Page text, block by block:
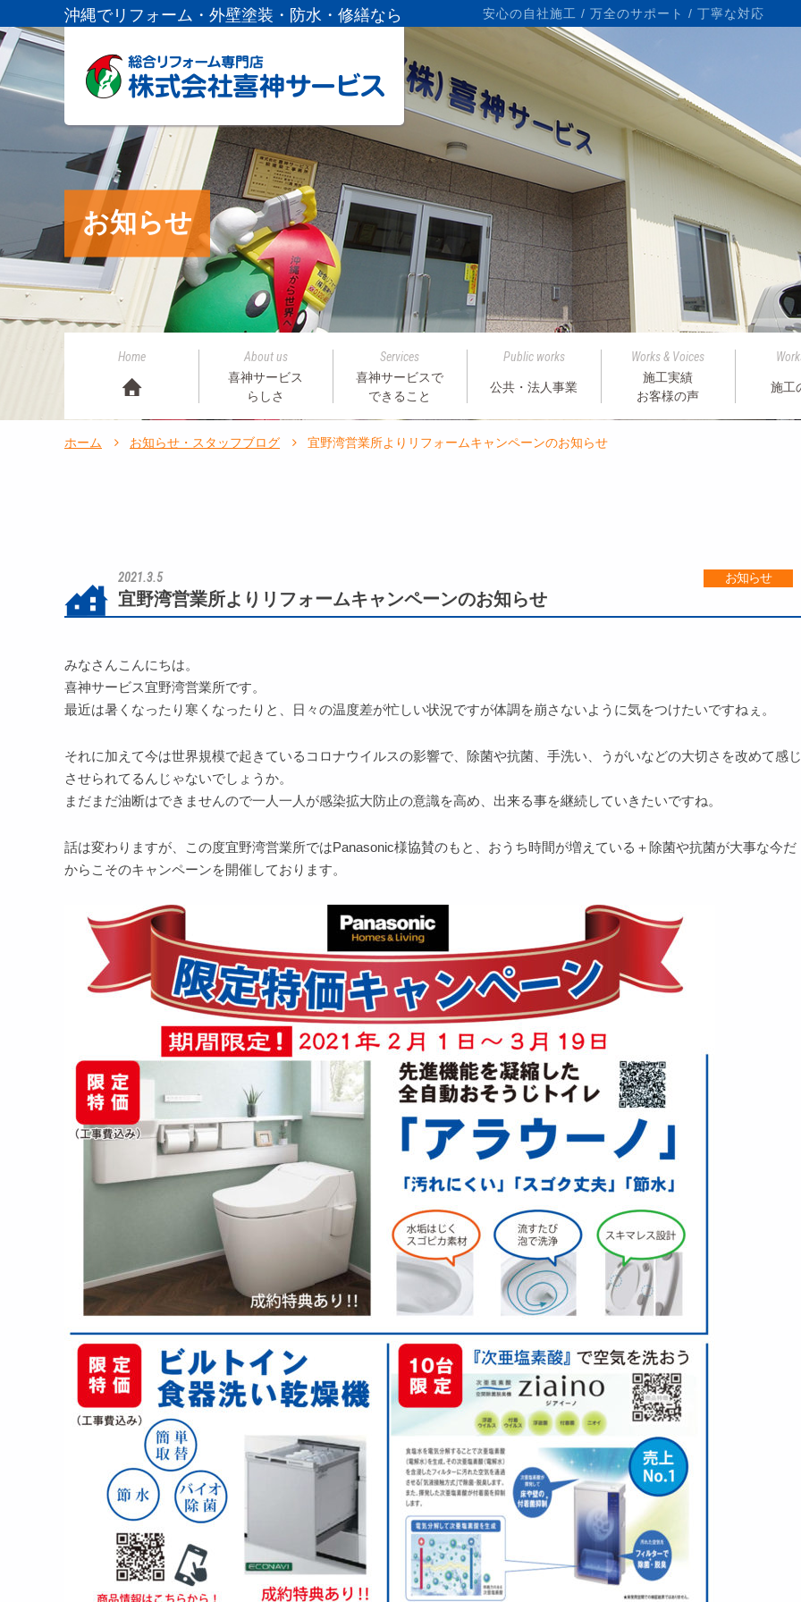
沖縄でリフォーム・外壁塗装・防水・修繕なら 安心の自社施工 / 万全のサポート / 丁寧な対応
お知らせ
Home
About us
喜神サービス
らしさ
Services
喜神サービスで
できること
Public works
公共・法人事業
Works & Voices
施工実績
お客様の声
施工
ホーム お知らせ・スタッフブログ 宜野湾営業所よりリフォームキャンペーンのお知らせ
お知らせ
2021.3.5
宜野湾営業所よりリフォームキャンペーンのお知らせ
みなさんこんにちは。
喜神サービス宜野湾営業所です。
最近は暑くなったり寒くなったりと、日々の温度差が忙しい状況ですが体調を崩さないように気をつけたいですねぇ。
それに加えて今は世界規模で起きているコロナウイルスの影響で、除菌や抗菌、手洗い、うがいなどの大切さを改めて感じ
させられてるんじゃないでしょうか。
まだまだ油断はできませんので一人一人が感染拡大防止の意識を高め、出来る事を継続していきたいですね。
話は変わりますが、この度宜野湾営業所ではPanasonic様協賛のもと、おうち時間が増えている＋除菌や抗菌が大事な今だ
からこそのキャンペーンを開催しております。